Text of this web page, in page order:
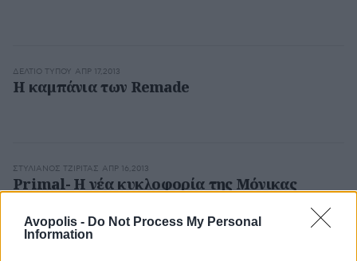
Avopolis - Do Not Process My Personal
Information
ΔΕΛΤΊΟ ΤΎΠΟΥ ΑΠΡ 17,2013
Η καμπάνια των Remade
ΣΤΥΛΙΑΝΌΣ ΤΖΙΡΊΤΑΣ ΑΠΡ 16,2013
Primal- Η νέα κυκλοφορία της Μόνικας